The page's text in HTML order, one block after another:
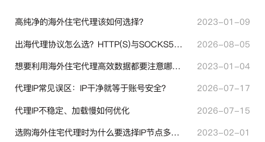
高纯净的海外住宅代理该如何选择？
2023-01-09
出海代理协议怎么选？HTTP(S)与SOCKS5核心差异与选型技巧
2026-08-05
想要利用海外住宅代理高效数据都要注意哪些地方？
2023-01-04
代理IP常见误区：IP干净就等于账号安全？
2026-07-17
代理IP不稳定、加载慢如何优化
2026-07-15
选购海外住宅代理时为什么要选择IP节点多的？有什么区别？
2023-02-01